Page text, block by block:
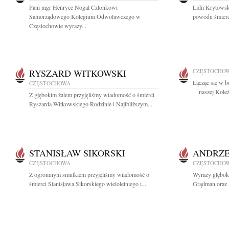
Pani mgr Henryce Nogal Członkowi
Samorządowego Kolegium Odwoławczego w
Częstochowie wyrazy...
Lidii
powodu
RYSZARD WITKOWSKI
CZĘSTOCHOWA
Z głębokim żalem przyjęliśmy wiadomość o śmierci
Ryszarda Witkowskiego Rodzinie i Najlbliższym...
Łącząc się w
naszej
STANISŁAW SIKORSKI
CZĘSTOCHOWA
Z ogromnym smutkiem przyjęliśmy wiadomość o
śmierci Stanisława Sikorskiego wieloletniego i...
Wyrazy
Grądman